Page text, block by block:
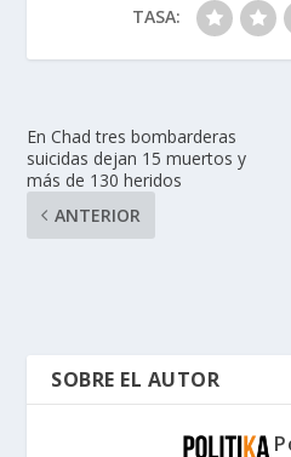
TASA:
En Chad tres bombarderas
suicidas dejan 15 muertos y
más de 130 heridos
ANTERIOR
SOBRE EL AUTOR